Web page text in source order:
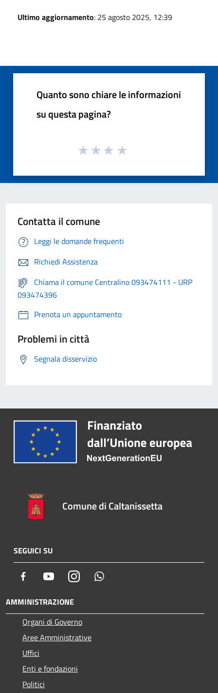
Ultimo aggiornamento: 25 agosto 2025, 12:39
Quanto sono chiare le informazioni
su questa pagina?
Contatta il comune
Leggi le domande frequenti
Richiedi Assistenza
Chiama il comune Centralino 093474111 - URP
093474396
Prenota un appuntamento
Problemi in città
Segnala disservizio
Comune di Caltanissetta
SEGUICI SU
Facebook YoutubeInstagram
AMMINISTRAZIONE
Organi di Governo
Aree Amministrative
Uffici
Enti e fondazioni
Politici